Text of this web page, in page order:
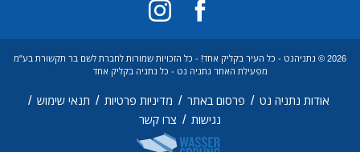
2026 © נתניהנט - כל העיר בקליק אחד! - כל הזכויות שמורות לחברת לשם בר תקשורת בע"מ
מפעילת האתר נתניה נט - כל נתניה בקליק אחד
אודות נתניה נט / פרסום באתר / מדיניות פרטיות / תנאי שימוש /
נגישות / צרו קשר